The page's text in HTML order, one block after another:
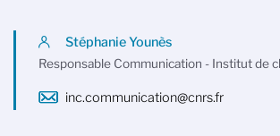
Stéphanie Younès
Responsable Communication - Institut de
inc.communication@cnrs.fr